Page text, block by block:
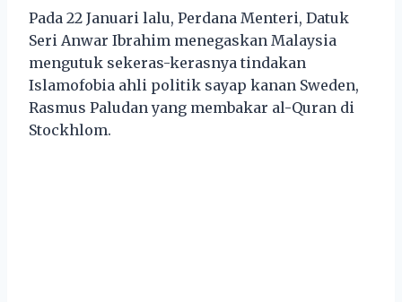
Pada 22 Januari lalu, Perdana Menteri, Datuk
Seri Anwar Ibrahim menegaskan Malaysia
mengutuk sekeras-kerasnya tindakan
Islamofobia ahli politik sayap kanan Sweden,
Rasmus Paludan yang membakar al-Quran di
Stockhlom.